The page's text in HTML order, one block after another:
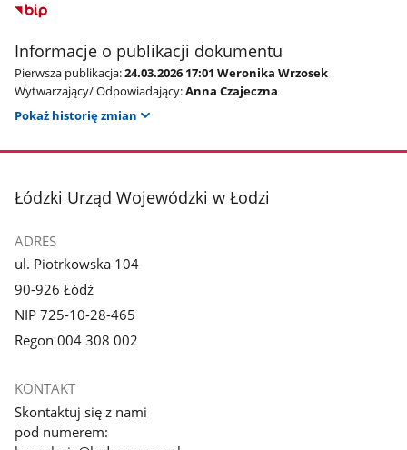
Informacje o publikacji dokumentu
Pierwsza publikacja:24.03.2026 17:01 Weronika Wrzosek
Wytwarzający/ Odpowiadający:Anna Czajeczna
Pokaż historię zmian
stopka
Łódzki Urząd Wojewódzki w Łodzi
ADRES
ul. Piotrkowska 104
90-926 Łódź
NIP 725-10-28-465
Regon 004 308 002
KONTAKT
Skontaktuj się z nami
pod numerem: